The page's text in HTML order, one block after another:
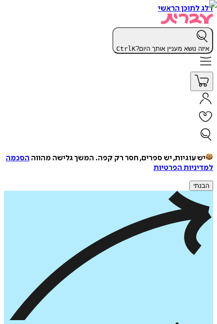
דלג לתוכן הראשי
איזה נושא מעניין אותך היום? CtrlK
יש עוגיות, יש ספרים, חסר רק קפה. המשך גלישה מהווה הסכמה
למדיניות הפרטיות
הבנתי